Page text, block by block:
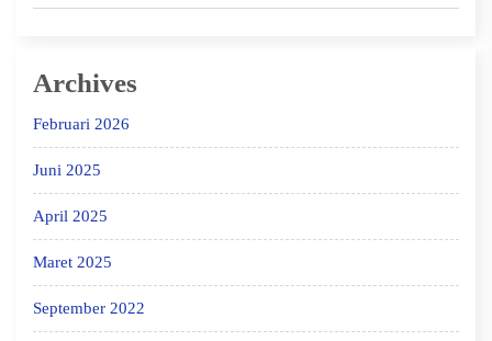
Archives
Februari 2026
Juni 2025
April 2025
Maret 2025
September 2022